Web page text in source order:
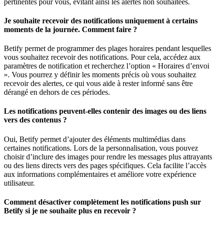
Je souhaite recevoir des notifications uniquement à certains
moments de la journée. Comment faire ?
Betify permet de programmer des plages horaires pendant lesquelles
vous souhaitez recevoir des notifications. Pour cela, accédez aux
paramètres de notification et recherchez l’option « Horaires d’envoi
». Vous pourrez y définir les moments précis où vous souhaitez
recevoir des alertes, ce qui vous aide à rester informé sans être
dérangé en dehors de ces périodes.
Les notifications peuvent-elles contenir des images ou des liens
vers des contenus ?
Oui, Betify permet d’ajouter des éléments multimédias dans
certaines notifications. Lors de la personnalisation, vous pouvez
choisir d’inclure des images pour rendre les messages plus attrayants
ou des liens directs vers des pages spécifiques. Cela facilite l’accès
aux informations complémentaires et améliore votre expérience
utilisateur.
Comment désactiver complètement les notifications push sur
Betify si je ne souhaite plus en recevoir ?